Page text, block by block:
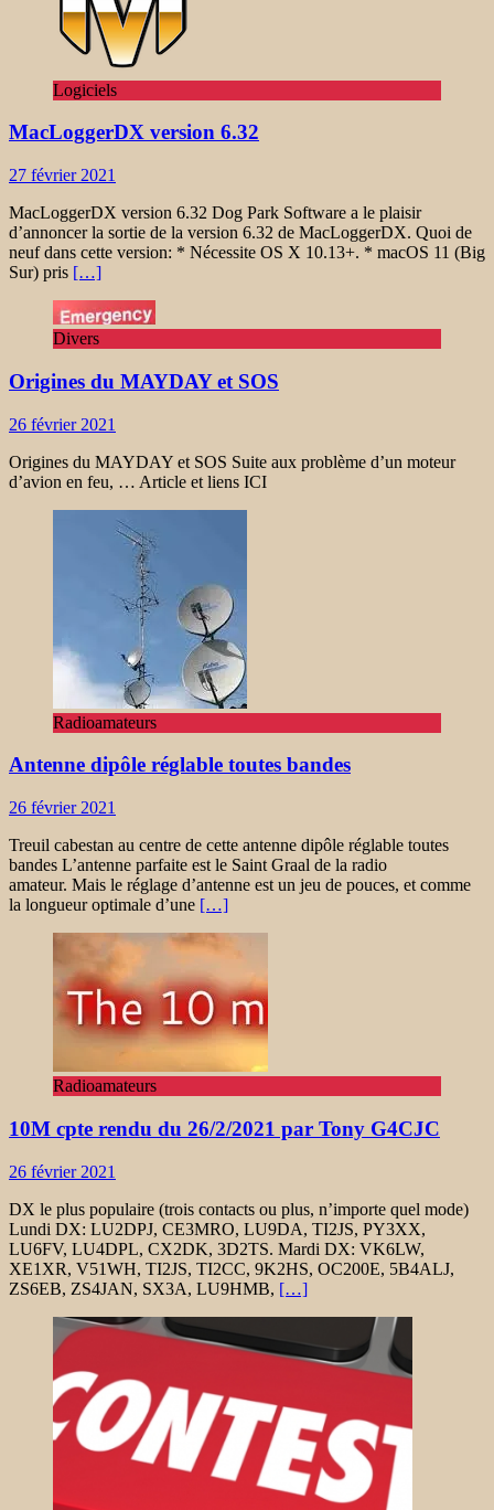
Logiciels
MacLoggerDX version 6.32
27 février 2021
MacLoggerDX version 6.32 Dog Park Software a le plaisir
d’annoncer la sortie de la version 6.32 de MacLoggerDX. Quoi de
neuf dans cette version: * Nécessite OS X 10.13+. * macOS 11 (Big
Sur) pris […]
Divers
Origines du MAYDAY et SOS
26 février 2021
Origines du MAYDAY et SOS Suite aux problème d’un moteur
d’avion en feu, … Article et liens ICI
Radioamateurs
Antenne dipôle réglable toutes bandes
26 février 2021
Treuil cabestan au centre de cette antenne dipôle réglable toutes
bandes L’antenne parfaite est le Saint Graal de la radio
amateur. Mais le réglage d’antenne est un jeu de pouces, et comme
la longueur optimale d’une […]
Radioamateurs
10M cpte rendu du 26/2/2021 par Tony G4CJC
26 février 2021
DX le plus populaire (trois contacts ou plus, n’importe quel mode)
Lundi DX: LU2DPJ, CE3MRO, LU9DA, TI2JS, PY3XX,
LU6FV, LU4DPL, CX2DK, 3D2TS. Mardi DX: VK6LW,
XE1XR, V51WH, TI2JS, TI2CC, 9K2HS, OC200E, 5B4ALJ,
ZS6EB, ZS4JAN, SX3A, LU9HMB, […]